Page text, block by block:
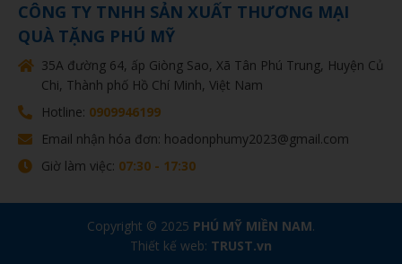
CÔNG TY TNHH SẢN XUẤT THƯƠNG MẠI
QUÀ TẶNG PHÚ MỸ
35A đường 64, ấp Giòng Sao, Xã Tân Phú Trung, Huyện Củ
Chi, Thành phố Hồ Chí Minh, Việt Nam
Hotline: 0909946199
Email nhận hóa đơn: hoadonphumy2023@gmail.com
Giờ làm việc: 07:30 - 17:30
Copyright © 2025 PHÚ MỸ MIỀN NAM.
Thiết kế web: TRUST.vn